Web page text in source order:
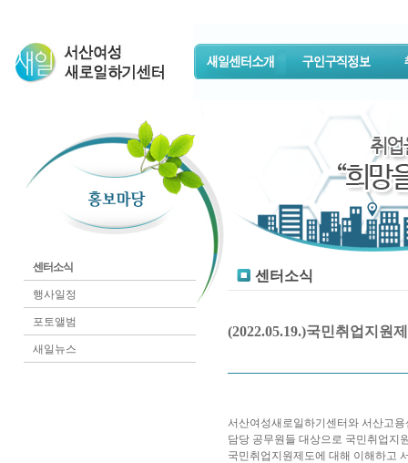
센터소식
행사일정
포토앨범
새일뉴스
센터소식
(2022.05.19.)국민취업지원
서산여성새로일하기센터와 서산고
담당 공무원들 대상으로 국민취업지
국민취업지원제도에 대해 이해하고